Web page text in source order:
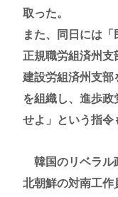
取った。
また、同日には
正規職労組済州支
建設労組済州支部
を組織し、進歩政
せよ」という指令
韓国のリベラル
北朝鮮の対南工作